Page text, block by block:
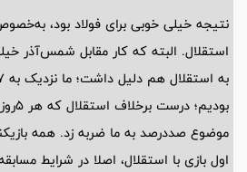
نتیجه خیلی خوبی برای فولاد بود،
استقلال. البته که کار مقابل
موضوع صددرصد به ما ضربه زد. همه
اول بازی با استقلال، اصلا در شرایط